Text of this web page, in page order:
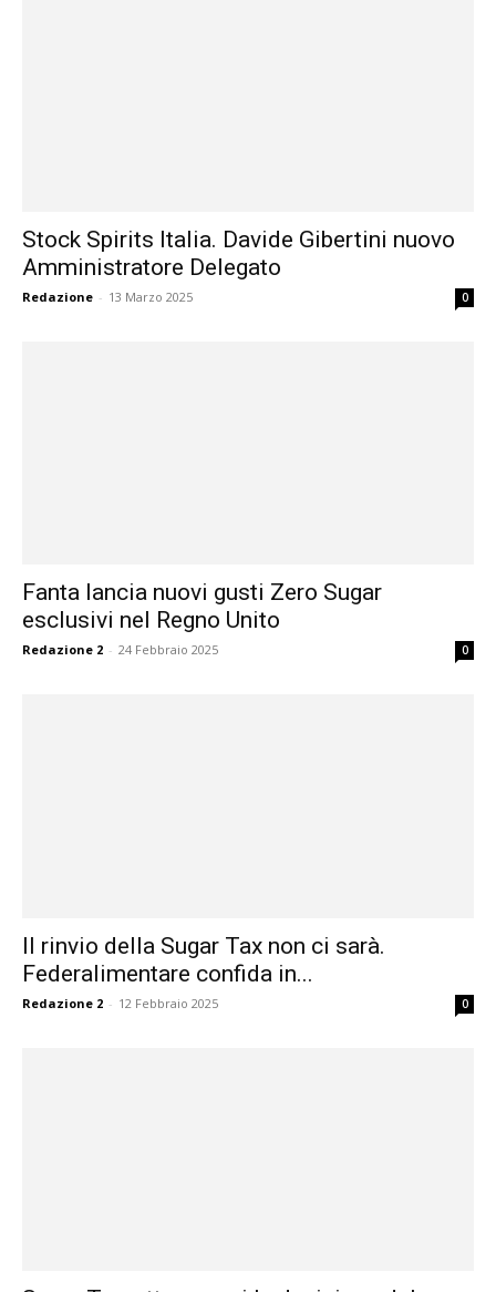
Stock Spirits Italia. Davide Gibertini nuovo
Amministratore Delegato
Redazione - 13 Marzo 2025 0
Fanta lancia nuovi gusti Zero Sugar
esclusivi nel Regno Unito
Redazione 2 - 24 Febbraio 2025 0
Il rinvio della Sugar Tax non ci sarà.
Federalimentare confida in...
Redazione 2 - 12 Febbraio 2025 0